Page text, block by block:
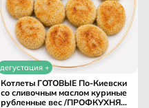
дегустация +
Котлеты ГОТОВЫЕ По-Киевски
со сливочным маслом куриные
рубленные вес /ПРОФКУХНЯ